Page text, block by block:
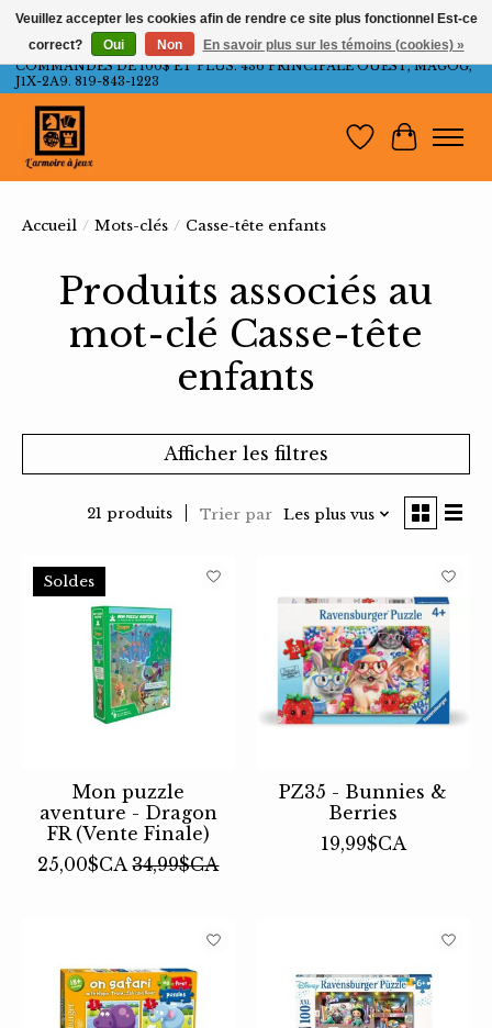
LIVRAISON GRATUITE AU QUÉBEC ET ONTARIO POUR LES
COMMANDES DE 100$ ET PLUS. 436 PRINCIPALE OUEST, MAGOG,
J1X-2A9. 819-843-1223
Liste dePanier
Accueil / Mots-clés / Casse-tête enfants
Produits associés au
mot-clé Casse-tête
enfants
Afficher les filtres
21 produits Trier par Les plus vus
Soldes
Mon puzzle
aventure - Dragon
FR (Vente Finale)
25,00$CA 34,99$CA
PZ35 - Bunnies &
Berries
19,99$CA
Veuillez accepter les cookies afin de rendre ce site plus fonctionnel Est-ce
correct?
Oui Non En savoir plus sur les témoins (cookies) »